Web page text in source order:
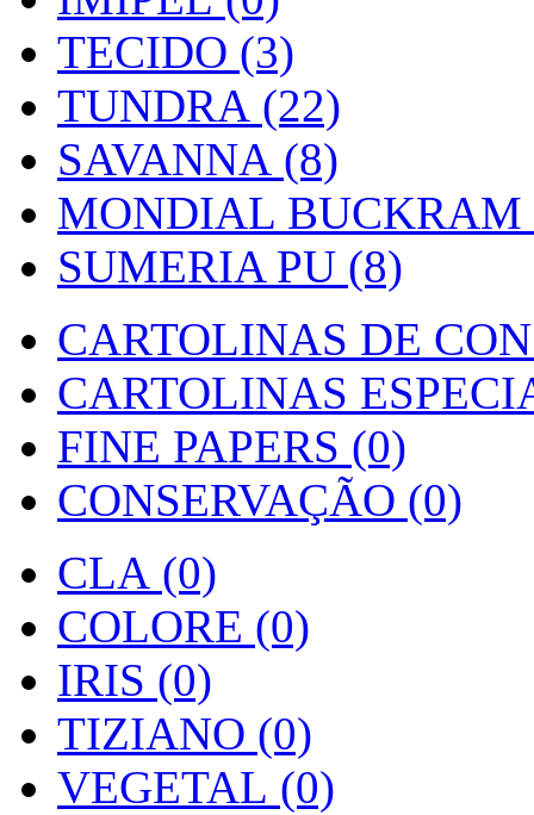
TECIDO (3)
TUNDRA (22)
SAVANNA (8)
MONDIAL BUCKRAM
SUMERIA PU (8)
CARTOLINAS DE
CARTOLINAS
FINE PAPERS (0)
CONSERVAÇÃO (0)
CLA (0)
COLORE (0)
IRIS (0)
TIZIANO (0)
VEGETAL (0)